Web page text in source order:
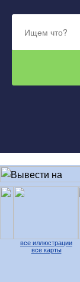
все иллюстрации
все карты